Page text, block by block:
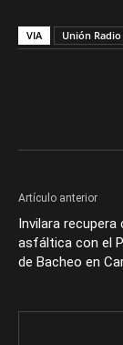
VIA Unión Radio
Artículo anterior
Invilara recupera
asfáltica con el
de Bacheo en